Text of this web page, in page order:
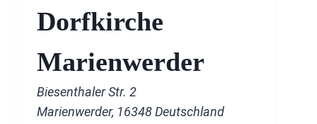
Dorfkirche
Marienwerder
Biesenthaler Str. 2
Marienwerder, 16348Deutschland